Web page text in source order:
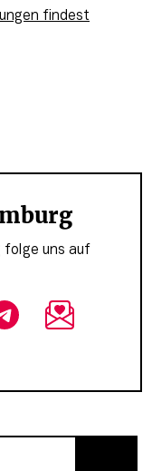
findest
folge uns auf